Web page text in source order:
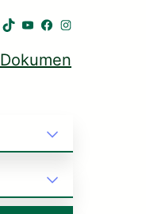
TikTok
YouTube
Facebook
Instagram
Dokumen